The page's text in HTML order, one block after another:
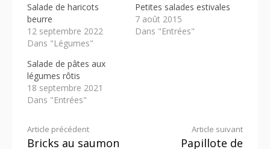
Salade de haricots
beurre
12 septembre 2022
Dans "Légumes"
Petites salades estivales
7 août 2015
Dans "Entrées"
Salade de pâtes aux
légumes rôtis
18 septembre 2021
Dans "Entrées"
Lire
Article précédent
Bricks au saumon
Article suivant
Papillote de